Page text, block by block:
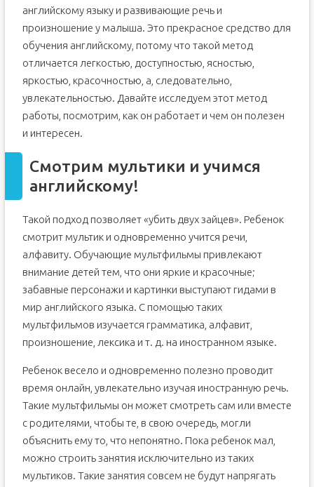
английскому языку и развивающие речь и
произношение у малыша. Это прекрасное средство для
обучения английскому, потому что такой метод
отличается легкостью, доступностью, ясностью,
яркостью, красочностью, а, следовательно,
увлекательностью. Давайте исследуем этот метод
работы, посмотрим, как он работает и чем он полезен
и интересен.
Смотрим мультики и учимся
английскому!
Такой подход позволяет «убить двух зайцев». Ребенок
смотрит мультик и одновременно учится речи,
алфавиту. Обучающие мультфильмы привлекают
внимание детей тем, что они яркие и красочные;
забавные персонажи и картинки выступают гидами в
мир английского языка. С помощью таких
мультфильмов изучается грамматика, алфавит,
произношение, лексика и т. д. на иностранном языке.
Ребенок весело и одновременно полезно проводит
время онлайн, увлекательно изучая иностранную речь.
Такие мультфильмы он может смотреть сам или вместе
с родителями, чтобы те, в свою очередь, могли
объяснить ему то, что непонятно. Пока ребенок мал,
можно строить занятия исключительно из таких
мультиков. Такие занятия совсем не будут напрягать